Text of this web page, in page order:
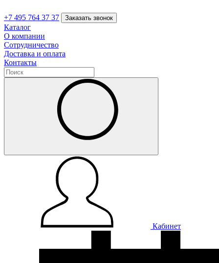
+7 495 764 37 37 Заказать звонок
Каталог
О компании
Сотрудничество
Доставка и оплата
Контакты
Кабинет